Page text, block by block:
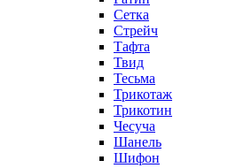
Сетка
Стрейч
Тафта
Твид
Тесьма
Трикотаж
Трикотин
Чесуча
Шанель
Шифон